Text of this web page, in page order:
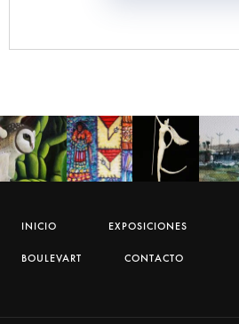
INICIO EXPOSICIONES
BOULEVART CONTACTO